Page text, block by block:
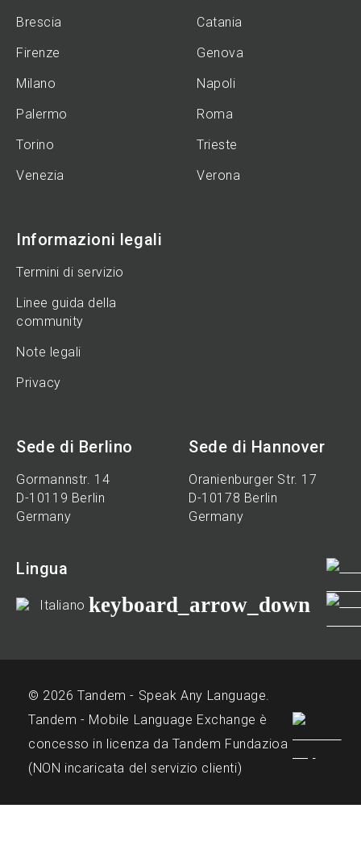
Brescia
Catania
Firenze
Genova
Milano
Napoli
Palermo
Roma
Torino
Trieste
Venezia
Verona
Informazioni legali
Termini di servizio
Linee guida della
community
Note legali
Privacy
Sede di Berlino
Gormannstr. 14
D-10119 Berlin
Germany
Sede di Hannover
Oranienburger Str. 17
D-10178 Berlin
Germany
Lingua
Italiano keyboard_arrow_down
© 2026 Tandem - Speak Any Language.
Tandem - Mobile Language Exchange è
concesso in licenza da Tandem Fundazioa
(NON incaricata del servizio clienti)